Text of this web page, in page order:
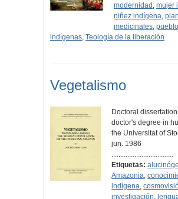
modernidad ,mujer
niñez indígena,
medicinales,
indígenas, Teología de la liberación
Vegetalismo
Doctoral
doctor's degree in
the Universitat of
jun. 1986
...................................
Etiquetas:
Amazonia,
indígena,
investigación,